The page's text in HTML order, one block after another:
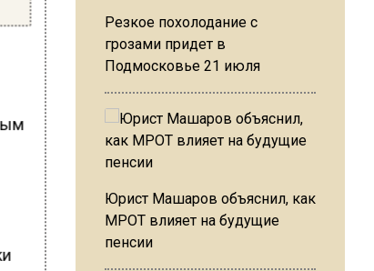
Резкое похолодание с
грозами придет в
Подмосковье 21 июля
Юрист Машаров объяснил, как
МРОТ влияет на будущие
пенсии